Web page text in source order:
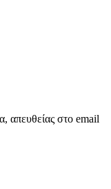
απευθείας στο email